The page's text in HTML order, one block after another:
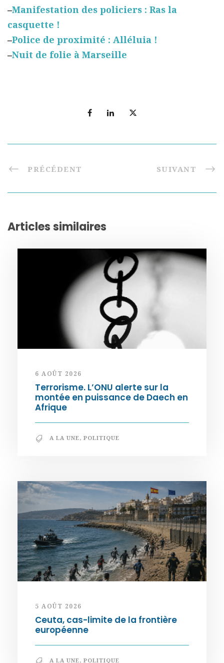
–Manifestation des policiers : Ras la
casquette !
–Police de proximité : Alléluia !
–Nuit de folie à Marseille
PRÉCÉDENT SUIVANT
Articles similaires
6 AOÛT 2026
Terrorisme. L’ONU alerte sur la
montée en puissance de Daech en
Afrique
A LA UNE, POLITIQUE
5 AOÛT 2026
Ceuta, cas-limite de la frontière
européenne
A LA UNE, POLITIQUE